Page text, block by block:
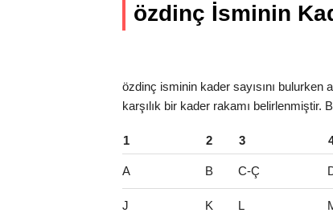
özdinç İsminin
özdinç isminin kader sayısını
karşılık bir kader rakamı belirlenmiştir.
1 2 3
A B C-Ç
J K L